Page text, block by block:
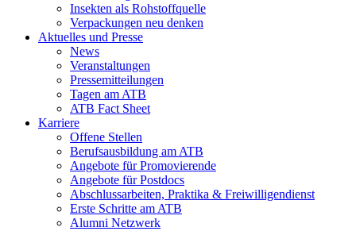
Insekten als Rohstoffquelle
Verpackungen neu denken
Aktuelles und Presse
News
Veranstaltungen
Pressemitteilungen
Tagen am ATB
ATB Fact Sheet
Karriere
Offene Stellen
Berufsausbildung am ATB
Angebote für Promovierende
Angebote für Postdocs
Abschlussarbeiten, Praktika & Freiwilligendienst
Erste Schritte am ATB
Alumni Netzwerk